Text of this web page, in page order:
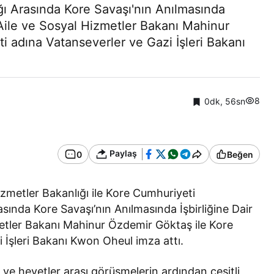
Kore Savaşı'nın Anılmasında
ve Sosyal Hizmetler Bakanı Mahinur
Vatanseverler ve Gazi İşleri Bakanı
0dk, 56sn 8
0 Paylaş Beğen
Bakanlığı ile Kore Cumhuriyeti
Kore Savaşı’nın Anılmasında İşbirliğine Dair
Bakanı Mahinur Özdemir Göktaş ile Kore
Bakanı Kwon Oheul imza attı.
ve heyetler arası görüşmelerin ardından çeşitli